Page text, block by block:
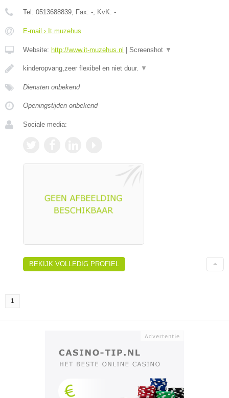
Tel: 0513688839, Fax: -, KvK: -
E-mail › It muzehus
Website: http://www.it-muzehus.nl Screenshot ▼
kinderopvang,zeer flexibel en niet duur. ▼
Diensten onbekend
Openingstijden onbekend
Sociale media:
BEKIJK VOLLEDIG PROFIEL
1